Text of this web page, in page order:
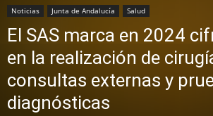
Noticias Junta de Andalucía Salud
El SAS marca en 2024
en la realización de
consultas externas y
diagnósticas